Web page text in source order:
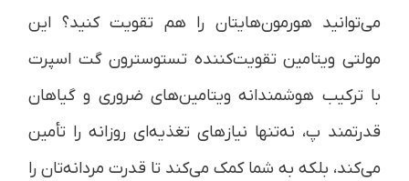
می‌توانید هورمون‌هایتان را هم تقویت کنید؟ این
مولتی ویتامین تقویت‌کننده تستوسترون گت اسپرت
با ترکیب هوشمندانه ویتامین‌های ضروری و گیاهان
قدرتمند پ، نه‌تنها نیازهای تغذیه‌ای روزانه را تأمین
می‌کند، بلکه به شما کمک می‌کند تا قدرت مردانه‌تان را